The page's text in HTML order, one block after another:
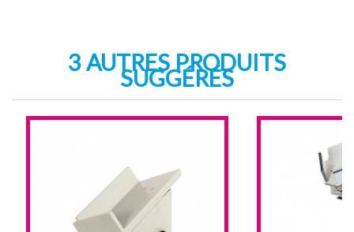
3 AUTRES PRODUITS
SUGGÉRÉS